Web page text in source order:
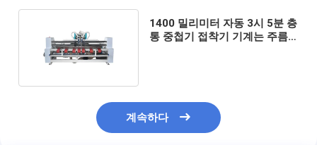
1400 밀리미터 자동 3시 5분 층
통 중첩기 접착기 기계는 주름
계속하다